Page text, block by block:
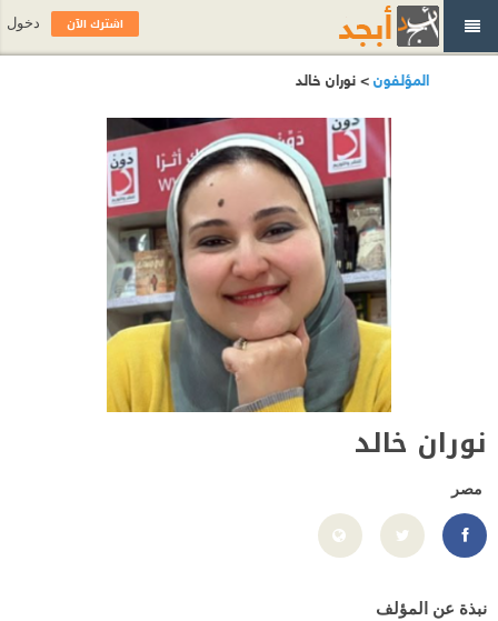
المؤلفون> نوران خالد
نوران خالد
مصر
https://www.facebook.com/NouranKhaledIsmael/
نبذة عن المؤلف
اشترك الآن دخول